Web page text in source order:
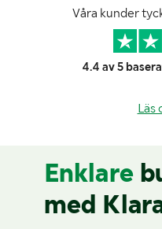
Våra kunder
4.4 av 5
Läs
Enklare
med